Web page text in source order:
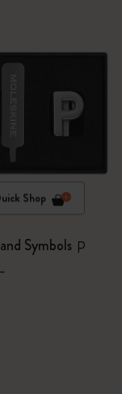
Shop
Symbols P